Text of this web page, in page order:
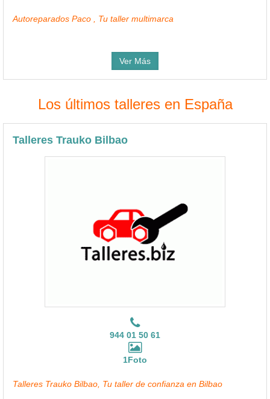
Autoreparados Paco , Tu taller multimarca
Ver Más
Los últimos talleres en España
Talleres Trauko Bilbao
944 01 50 61
1Foto
Talleres Trauko Bilbao, Tu taller de confianza en Bilbao